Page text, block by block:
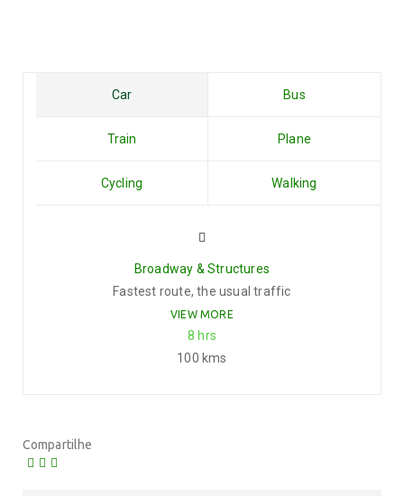
Car Bus
Train Plane
Cycling Walking
Broadway & Structures
Fastest route, the usual traffic
VIEW MORE
8 hrs
100 kms
Compartilhe